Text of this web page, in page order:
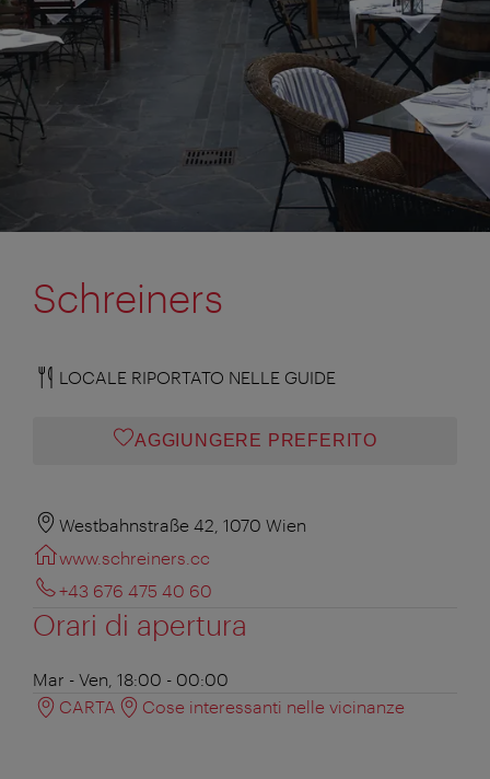
Schreiners
LOCALE RIPORTATO NELLE GUIDE
AGGIUNGERE PREFERITO
Westbahnstraße 42, 1070 Wien
www.schreiners.cc
+43 676 475 40 60
Orari di apertura
Mar - Ven, 18:00 - 00:00
CARTA
Cose interessanti nelle vicinanze